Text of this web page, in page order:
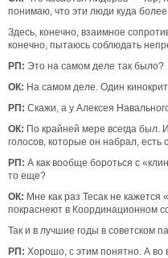
понимаю, что эти люди куда
Здесь, конечно, взаимное
конечно, пытаюсь соблюдать
РП: Это на самом деле так было?
ОК: На самом деле. Один
РП: Скажи, а у Алексея
ОК: По крайней мере всегда был.
голосов, которые он набрал,
РП: А как вообще бороться с
то еще?
ОК: Мне как раз Тесак не
покраснеют в Координационном
Так и в лучшие годы в советском
РП: Хорошо, с этим понятно. А во